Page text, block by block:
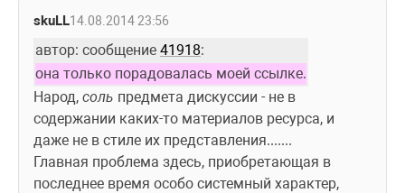
skuLL14.08.2014 23:56
автор: сообщение 41918:
она только порадовалась моей ссылке.
Народ, соль предмета дискуссии - не в
содержании каких-то материалов ресурса, и
даже не в стиле их представления.......
Главная проблема здесь, приобретающая в
последнее время особо системный характер,